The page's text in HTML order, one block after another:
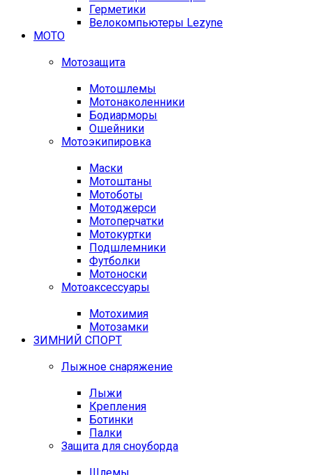
Герметики
Велокомпьютеры Lezyne
МОТО
Мотозащита
Мотошлемы
Мотонаколенники
Бодиарморы
Ошейники
Мотоэкипировка
Маски
Мотоштаны
Мотоботы
Мотоджерси
Мотоперчатки
Мотокуртки
Подшлемники
Футболки
Мотоноски
Мотоаксессуары
Мотохимия
Мотозамки
ЗИМНИЙ СПОРТ
Лыжное снаряжение
Лыжи
Крепления
Ботинки
Палки
Защита для сноуборда